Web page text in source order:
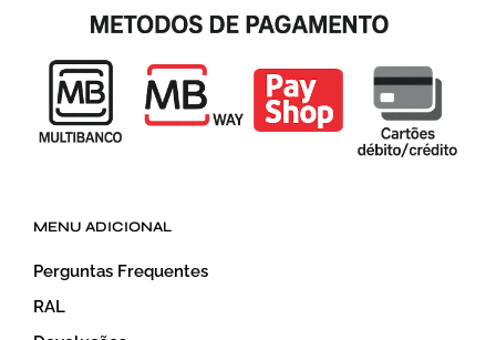
MENU ADICIONAL
Perguntas Frequentes
RAL